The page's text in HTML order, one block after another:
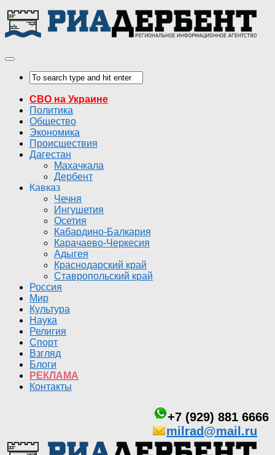
СВО на Украине
Политика
Общество
Экономика
Происшествия
Дагестан
Махачкала
Дербент
Кавказ
Чечня
Ингушетия
Осетия
Кабардино-Балкария
Карачаево-Черкесия
Адыгея
Краснодарский край
Ставропольский край
Россия
Мир
Культура
Наука
Религия
Спорт
Взгляд
Блоги
РЕКЛАМА
Контакты
+7 (929) 881 6666
milrad@mail.ru